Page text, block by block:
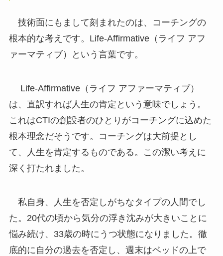
技術面にもまして刻まれたのは、コーチングの
根本的な考えです。Life-Affirmative（ライフ アフ
ァーマティブ）という言葉です。
Life-Affirmative（ライフ アファーマティブ）
は、直訳すれば人生の肯定という意味でしょう。
これはCTIの創設者のひとりがコーチングに込めた
根本理念だそうです。コーチングは大前提とし
て、人生を肯定するものである。この潔い考えに
深く打たれました。
私自身、人生を否定しがちなタイプの人間でし
た。20代の頃から気分の浮き沈みが大きいことに
悩み続け、33歳の時にうつ状態になりました。徹
底的に自分の過去を否定し、週末はベッドの上で